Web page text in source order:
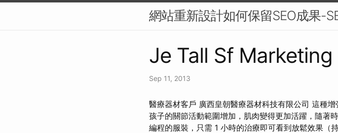
網站重新設計如何保留SEO成果-
Je Tall Sf
Sep 11, 2013
醫療器材客戶 廣西皇朝醫療器材科技有限公司 這種
孩子的關節活動範圍增加，肌肉變得更加活躍，隨著
編程的服裝，只需 1 小時的治療即可看到放鬆效果